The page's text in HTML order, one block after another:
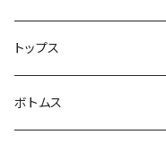
トップス
ボトムス